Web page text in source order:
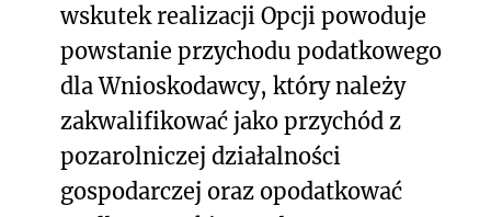
wskutek realizacji Opcji powoduje
powstanie przychodu podatkowego
dla Wnioskodawcy, który należy
zakwalifikować jako przychód z
pozarolniczej działalności
gospodarczej oraz opodatkować